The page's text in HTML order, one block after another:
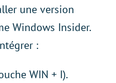
une version
Windows Insider.
:
WIN + I).